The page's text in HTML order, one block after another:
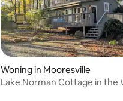
Woning in Mooresville
Lake Norman Cottage in the